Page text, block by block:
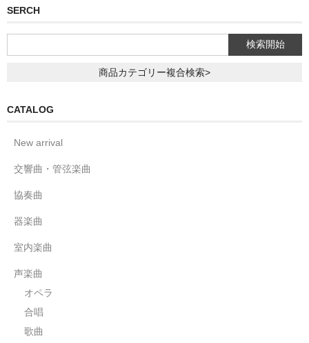
SERCH
商品カテゴリー複合検索>
CATALOG
New arrival
交響曲・管弦楽曲
協奏曲
器楽曲
室内楽曲
声楽曲
オペラ
合唱
歌曲